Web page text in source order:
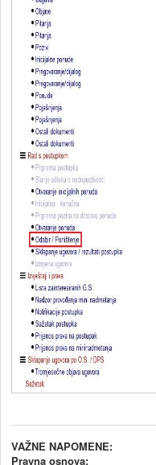
VAŽNE NAPOMENE:
Pravna osnova: